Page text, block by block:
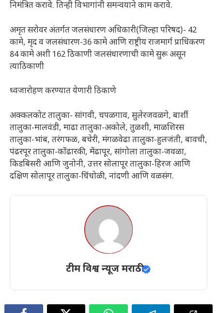
निमंत्रित करावे. तिन्ही विभागांनी समन्वयाने काम करावे.
अमृत सरोवर अंतर्गत जलसंधारण अधिकारी(जिल्हा परिषद)- 42
कामे, मृद व जलसंधारण-36 कामे आणि राष्ट्रीय राजमार्ग प्राधिकरण
84 कामे अशी 162 ठिकाणी जलसंधारणाची कामे सुरू असून
त्याठिकाणी
ध्वजारोहण करण्यात येणारी ठिकाणे
अक्कलकोट तालुका- सांगवी, चपळगाव, सुलेरजवळगे, बार्शी
तालुका-मालवंडी, माढा तालुका-अकोले, तुळशी, माळशिरस
तालुका-भांब, तरंगफळ, बचेरी, मंगळवेढा तालुका-हुलजंती, बावची,
पंढरपूर तालुका-कोंढारकी, मेंढापूर, सांगोला तालुका-जवळा,
किडबिसरी आणि जुनोनी, उत्तर सोलापूर तालुका-हिरज आणि
दक्षिण सोलापूर तालुका-चिंचोळी, नांदणी आणि वळसंग.
टीम विश्व न्यूज मराठी